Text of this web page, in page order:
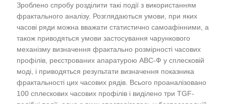
Зроблено спробу розділити такі події з використанням
фрактального аналізу. Розглядаються умови, при яких
часові ряди можна вважати статистично самоафінними, а
також приводяться умови застосування чарункового
механізму визначення фрактально розмірності часових
профілів, реєстрованих апаратурою АВС-Ф у сплесковій
моді, і приводяться результати визначення показника
фрактальності цих часових рядів. Всього проаналізовано
100 сплескових часових профілів і виділено три TGF-